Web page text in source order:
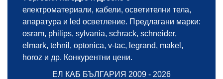
електроматериали, кабели, осветителни тела,
апаратура и led осветление. Предлагани марки:
osram, philips, sylvania, schrack, schneider,
elmark, tehnil, optonica, v-tac, legrand, makel,
horoz и др. Конкурентни цени.
ЕЛ КАБ БЪЛГАРИЯ 2009 - 2026